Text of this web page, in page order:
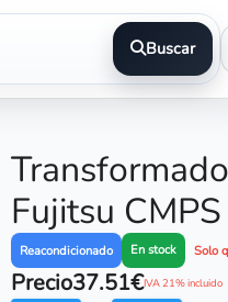
Buscar
Fujitsu CMPS
Reacondicionado En stock Solo
Precio37.51€IVA 21% incluido